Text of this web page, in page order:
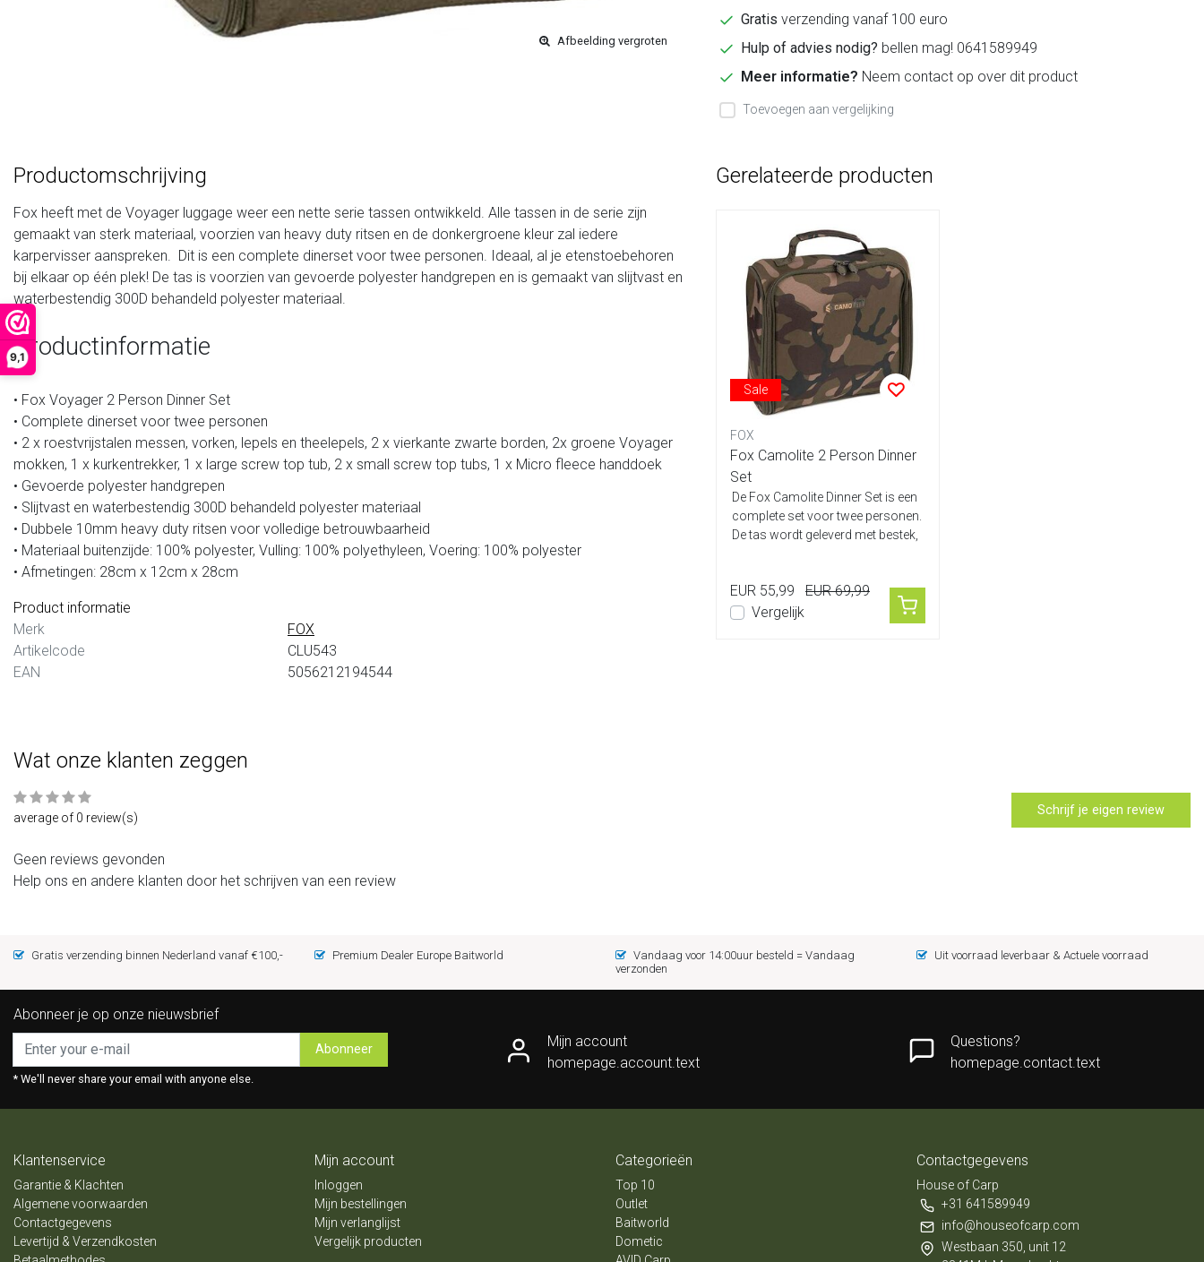
9,1
Afbeelding vergroten
Gratis verzending vanaf 100 euro
Hulp of advies nodig? bellen mag! 0641589949
Meer informatie? Neem contact op over dit product
Toevoegen aan vergelijking
Productomschrijving
Fox heeft met de Voyager luggage weer een nette serie tassen ontwikkeld. Alle tassen in de serie zijn
gemaakt van sterk materiaal, voorzien van heavy duty ritsen en de donkergroene kleur zal iedere
karpervisser aanspreken. Dit is een complete dinerset voor twee personen. Ideaal, al je etenstoebehoren
bij elkaar op één plek! De tas is voorzien van gevoerde polyester handgrepen en is gemaakt van slijtvast en
waterbestendig 300D behandeld polyester materiaal.
Productinformatie
• Fox Voyager 2 Person Dinner Set
• Complete dinerset voor twee personen
• 2 x roestvrijstalen messen, vorken, lepels en theelepels, 2 x vierkante zwarte borden, 2x groene Voyager
mokken, 1 x kurkentrekker, 1 x large screw top tub, 2 x small screw top tubs, 1 x Micro fleece handdoek
• Gevoerde polyester handgrepen
• Slijtvast en waterbestendig 300D behandeld polyester materiaal
• Dubbele 10mm heavy duty ritsen voor volledige betrouwbaarheid
• Materiaal buitenzijde: 100% polyester, Vulling: 100% polyethyleen, Voering: 100% polyester
• Afmetingen: 28cm x 12cm x 28cm
Product informatie
Merk
FOX
Artikelcode
CLU543
EAN
5056212194544
Gerelateerde producten
Sale
FOX
Fox Camolite 2 Person Dinner
Set
De Fox Camolite Dinner Set is een
complete set voor twee personen.
De tas wordt geleverd met bestek,
EUR 55,99
EUR 69,99
Vergelijk
Wat onze klanten zeggen
average of 0 review(s) Schrijf je eigen review
Geen reviews gevonden
Help ons en andere klanten door het schrijven van een review
Gratis verzending binnen Nederland vanaf €100,- Premium Dealer Europe Baitworld
Vandaag voor 14:00uur besteld = Vandaag
verzonden
Uit voorraad leverbaar & Actuele voorraad
Abonneer je op onze nieuwsbrief
Abonneer
* We'll never share your email with anyone else.
Mijn account
homepage.account.text
Questions?
homepage.contact.text
Klantenservice
Garantie & Klachten
Algemene voorwaarden
Contactgegevens
Levertijd & Verzendkosten
Mijn account
Inloggen
Mijn bestellingen
Mijn verlanglijst
Vergelijk producten
Categorieën
Top 10
Outlet
Baitworld
Dometic
Contactgegevens
House of Carp
+31 641589949
info@houseofcarp.com
Westbaan 350, unit 12